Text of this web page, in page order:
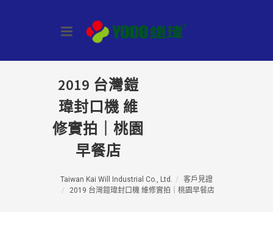
2019 台灣鎧
瑋封口機 維
修實拍｜桃園
早餐店
Taiwan Kai Will Industrial Co., Ltd.
客戶見證
2019 台灣鎧瑋封口機 維修實拍｜桃園早餐店